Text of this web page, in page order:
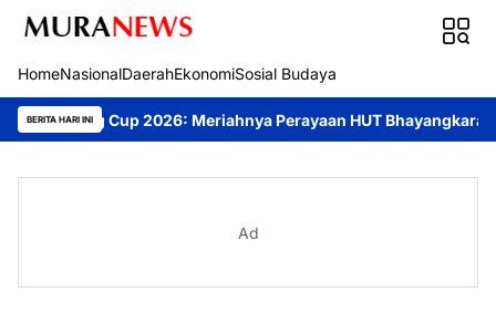
HomeNasionalDaerahEkonomiSosial Budaya
BERITA HARI INI
2026: Meriahnya Perayaan HUT Bhayangkara ke-80 di
Ad